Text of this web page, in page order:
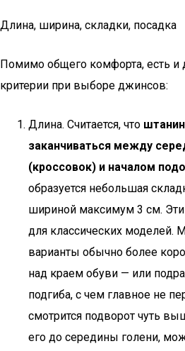
Длина, ширина, складки, посадка
Помимо общего комфорта, есть и
критерии при выборе джинсов:
Длина. Считается, что
заканчиваться между
(кроссовок) и началом
образуется небольшая
шириной максимум 3 см.
для классических
варианты обычно более
над краем обуви — или
подгиба, с чем главное не
смотрится подворот чуть
его до середины голени,